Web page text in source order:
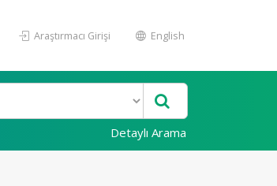
Araştırmacı Girişi English
Detaylı Arama